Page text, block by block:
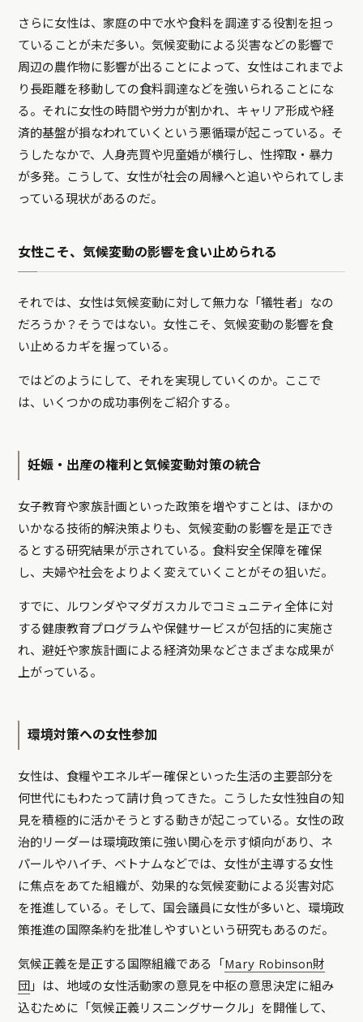
さらに女性は、家庭の中で水や食料を調達する役割を担っ
ていることが未だ多い。気候変動による災害などの影響で
周辺の農作物に影響が出ることによって、女性はこれまでよ
り長距離を移動しての食料調達などを強いられることにな
る。それに女性の時間や労力が割かれ、キャリア形成や経
済的基盤が損なわれていくという悪循環が起こっている。そ
うしたなかで、人身売買や児童婚が横行し、性搾取・暴力
が多発。こうして、女性が社会の周縁へと追いやられてしま
っている現状があるのだ。
女性こそ、気候変動の影響を食い止められる
それでは、女性は気候変動に対して無力な「犠牲者」なの
だろうか？そうではない。女性こそ、気候変動の影響を食
い止めるカギを握っている。
ではどのようにして、それを実現していくのか。ここで
は、いくつかの成功事例をご紹介する。
妊娠・出産の権利と気候変動対策の統合
女子教育や家族計画といった政策を増やすことは、ほかの
いかなる技術的解決策よりも、気候変動の影響を是正でき
るとする研究結果が示されている。食料安全保障を確保
し、夫婦や社会をよりよく変えていくことがその狙いだ。
すでに、ルワンダやマダガスカルでコミュニティ全体に対
する健康教育プログラムや保健サービスが包括的に実施さ
れ、避妊や家族計画による経済効果などさまざまな成果が
上がっている。
環境対策への女性参加
女性は、食糧やエネルギー確保といった生活の主要部分を
何世代にもわたって請け負ってきた。こうした女性独自の知
見を積極的に活かそうとする動きが起こっている。女性の政
治的リーダーは環境政策に強い関心を示す傾向があり、ネ
パールやハイチ、ベトナムなどでは、女性が主導する女性
に焦点をあてた組織が、効果的な気候変動による災害対応
を推進している。そして、国会議員に女性が多いと、環境政
策推進の国際条約を批准しやすいという研究もあるのだ。
気候正義を是正する国際組織である「 Mary Robinson財
団 」は、地域の女性活動家の意見を中枢の意思決定に組み
込むために「気候正義リスニングサークル」を開催して、